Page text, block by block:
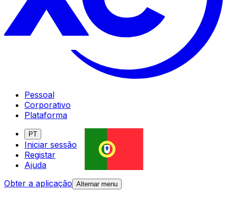
Pessoal
Corporativo
Plataforma
PT
Iniciar sessão
Registar
Ajuda
Obter a aplicação Alternar menu